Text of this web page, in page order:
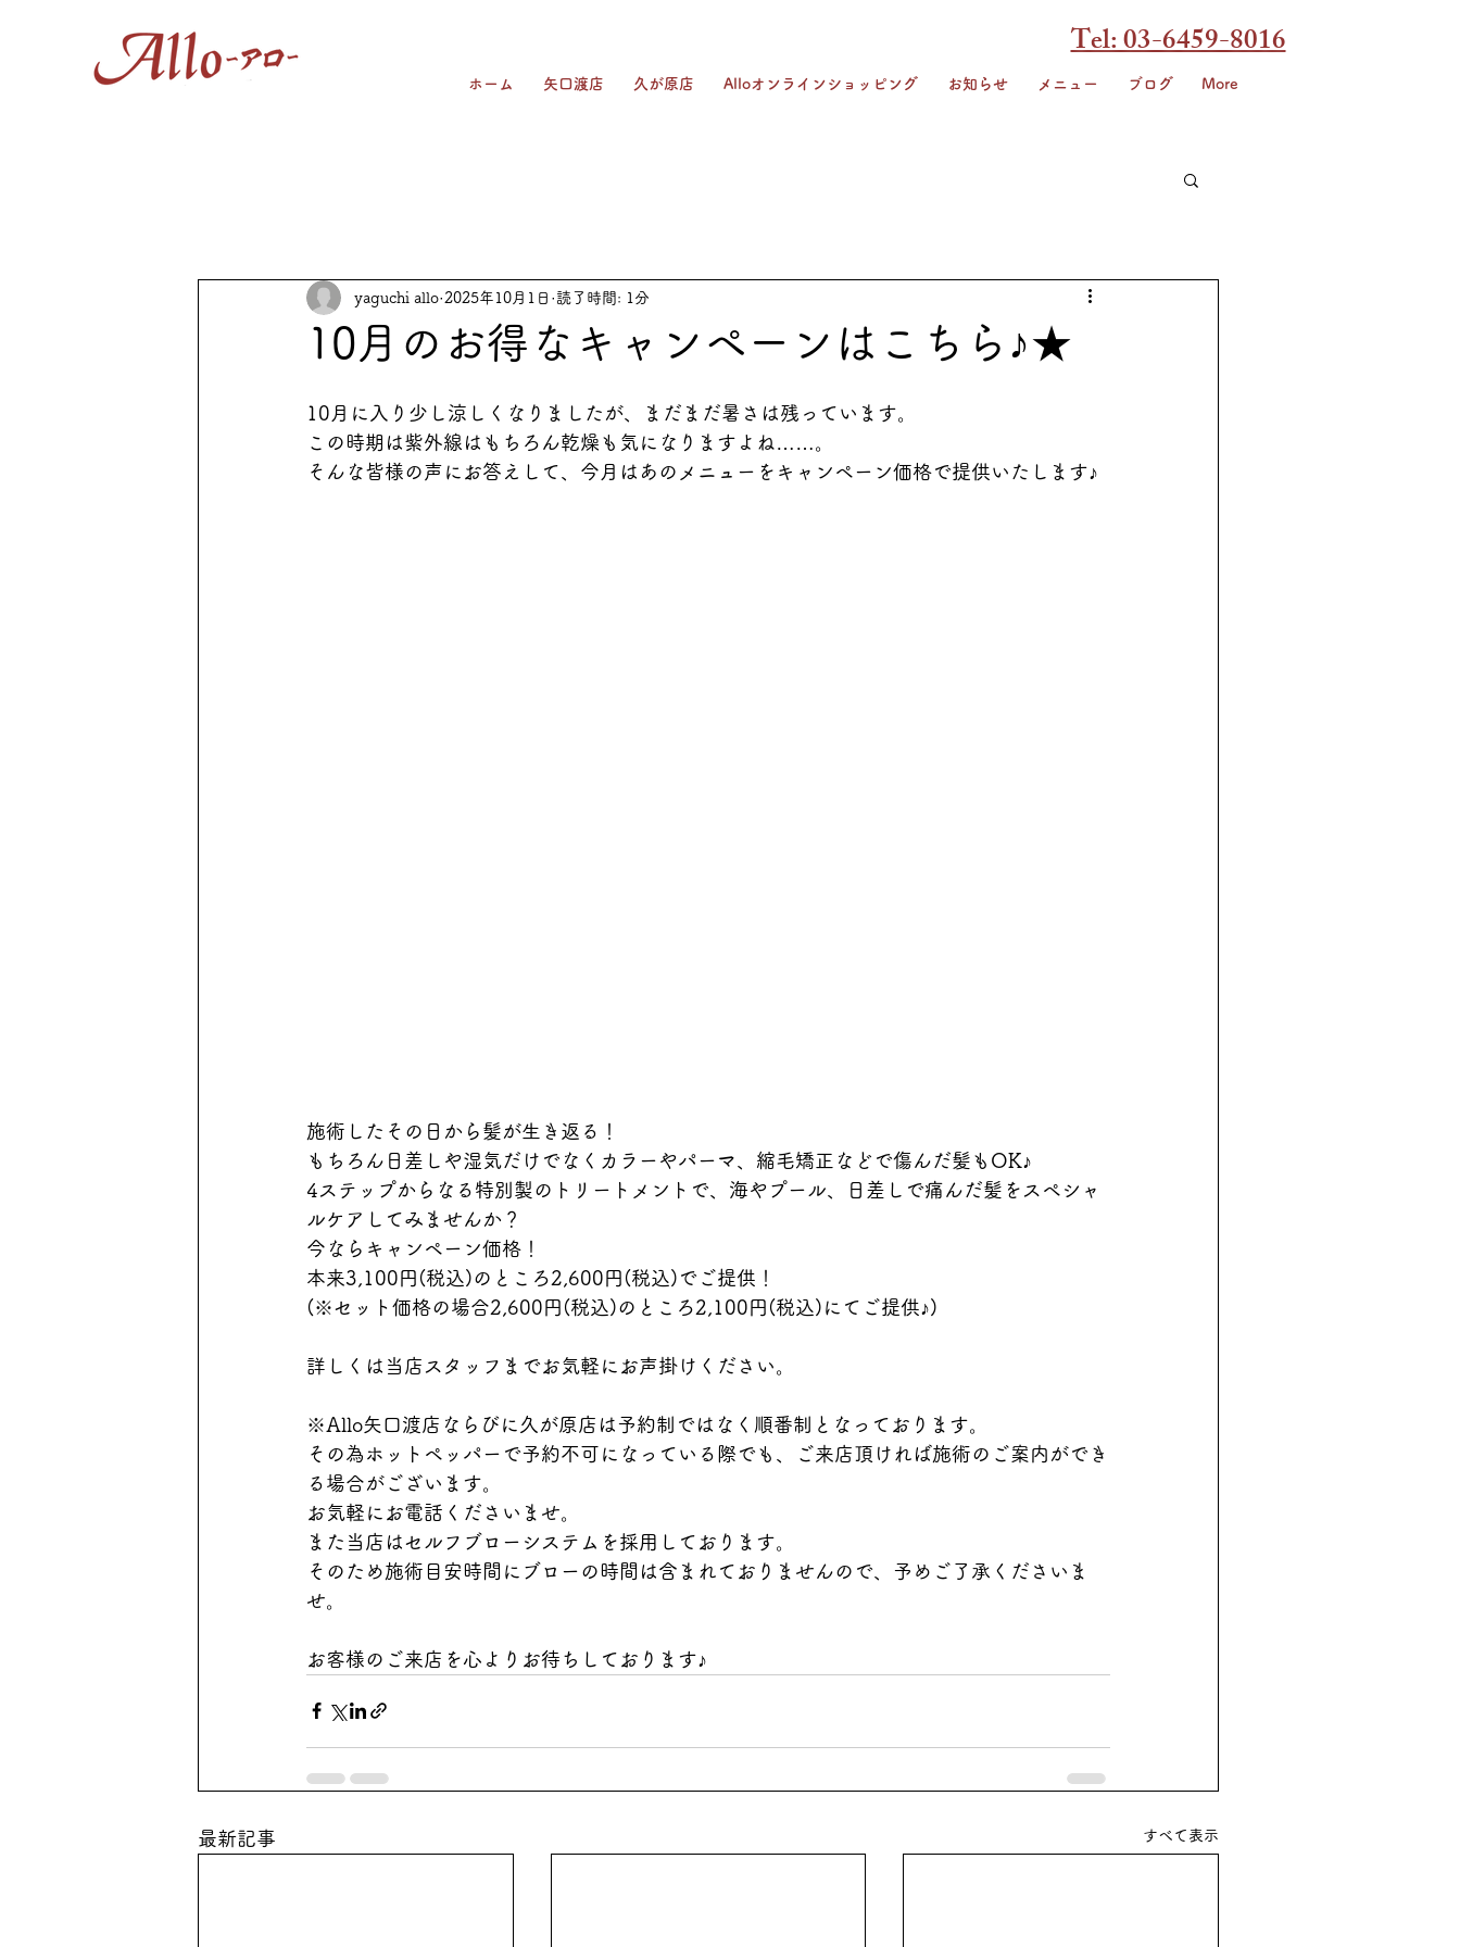
Tel: 03-6459-8016
ホーム 矢口渡店 久が原店 Alloオンラインショッピング お知らせ メニュー ブログ More
10月のお得なキャンペーンはこちら♪★
yaguchi allo 2025年10月1日 読了時間: 1分
10月に入り少し涼しくなりましたが、まだまだ暑さは残っています。
この時期は紫外線はもちろん乾燥も気になりますよね……。
そんな皆様の声にお答えして、今月はあのメニューをキャンペーン価格で提供いたします♪
施術したその日から髪が生き返る！
もちろん日差しや湿気だけでなくカラーやパーマ、縮毛矯正などで傷んだ髪もOK♪
4ステップからなる特別製のトリートメントで、海やプール、日差しで痛んだ髪をスペシャ
ルケアしてみませんか？
今ならキャンペーン価格！
本来3,100円(税込)のところ2,600円(税込)でご提供！
(※セット価格の場合2,600円(税込)のところ2,100円(税込)にてご提供♪)
詳しくは当店スタッフまでお気軽にお声掛けください。
※Allo矢口渡店ならびに久が原店は予約制ではなく順番制となっております。
その為ホットペッパーで予約不可になっている際でも、ご来店頂ければ施術のご案内ができ
る場合がございます。
お気軽にお電話くださいませ。
また当店はセルフブローシステムを採用しております。
そのため施術目安時間にブローの時間は含まれておりませんので、予めご了承くださいま
せ。
お客様のご来店を心よりお待ちしております♪
最新記事 すべて表示